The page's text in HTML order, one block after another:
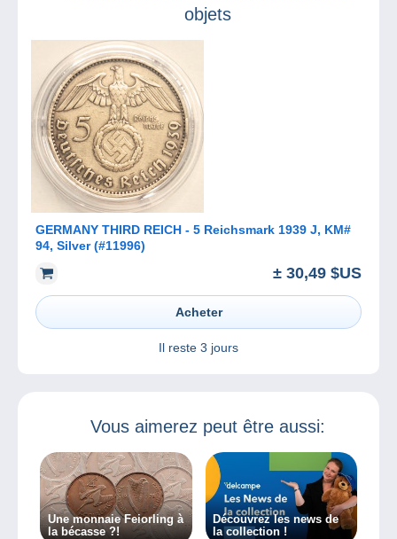
objets
GERMANY THIRD REICH - 5 Reichsmark 1939 J, KM#
94, Silver (#11996)
± 30,49 $US
Acheter
Il reste 3 jours
Vous aimerez peut être aussi:
Une monnaie Feiorling à
la bécasse ?!
Découvrez les news de
la collection !